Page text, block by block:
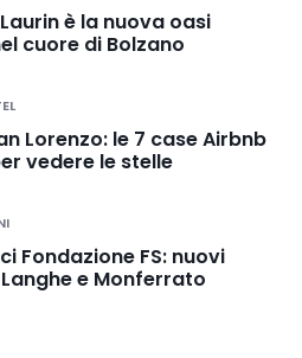
è la nuova oasi
cuore di Bolzano
Lorenzo: le 7 case Airbnb
vedere le stelle
Fondazione FS: nuovi
e Monferrato